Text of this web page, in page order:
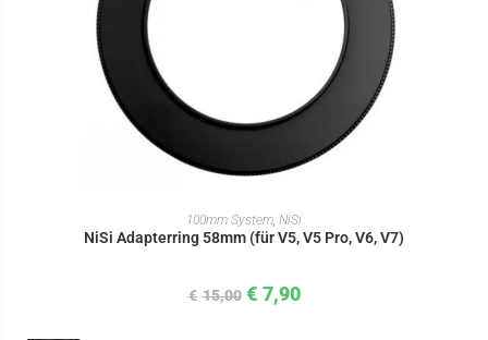
IN DEN WARENKORB
100mm System NiSi
NiSi Adapterring 58mm (für V5, V5 Pro, V6, V7)
€ 15,00 € 7,90